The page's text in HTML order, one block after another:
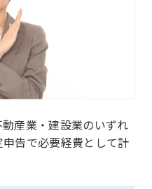
産業・建設業のいずれ
告で必要経費として計